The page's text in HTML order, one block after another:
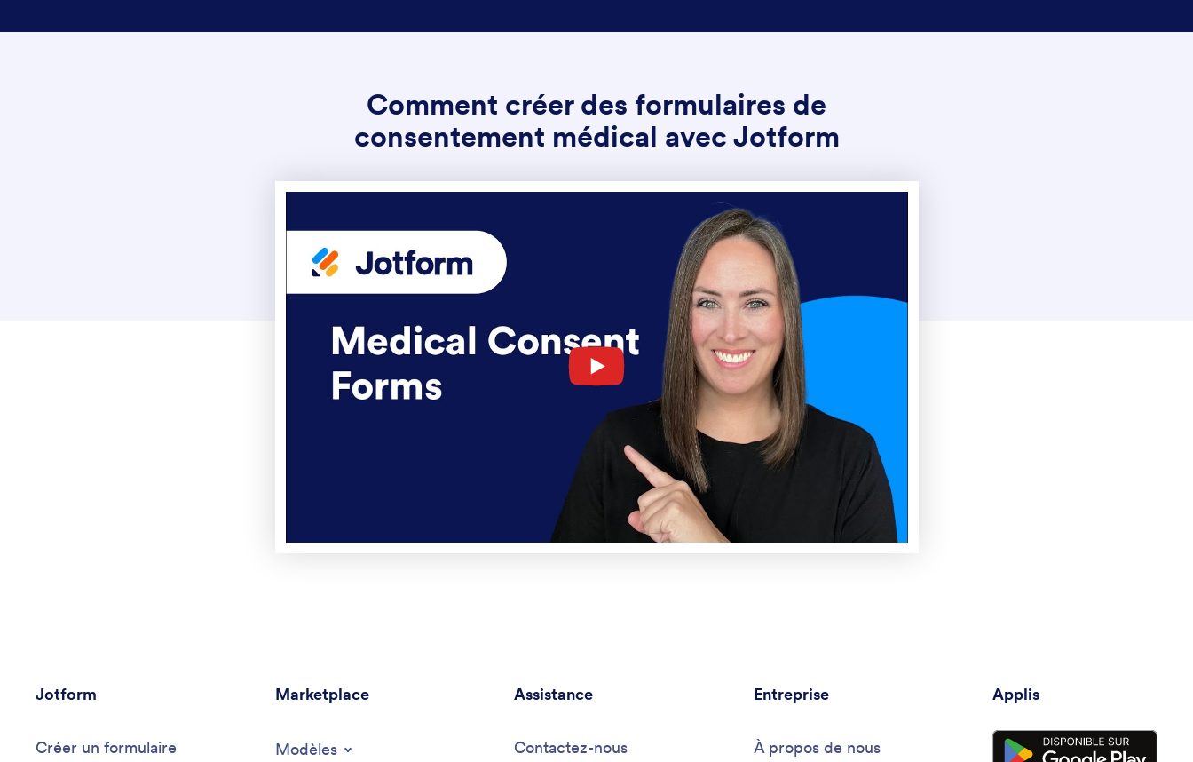
Comment créer des formulaires de
consentement médical avec Jotform
Jotform
Créer un formulaire
Marketplace
Modèles
Assistance
Contactez-nous
Entreprise
À propos de nous
Applis